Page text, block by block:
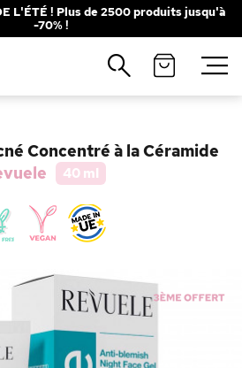
L'ÉTÉ ! Plus de 2500 produits jusqu'à
-70% !
Concentré à la Céramide
40 ml
Fermer
populaires
Rouge à Lèvres